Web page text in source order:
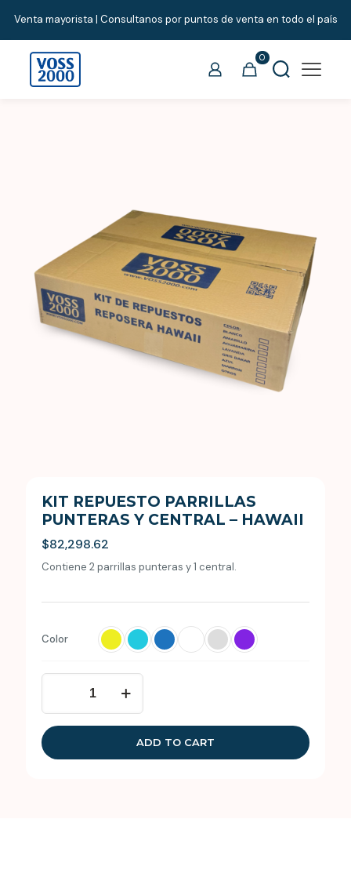
Venta mayorista | Consultanos por puntos de venta en todo el país
0
KIT REPUESTO PARRILLAS
PUNTERAS Y CENTRAL – HAWAII
$82,298.62
Contiene 2 parrillas punteras y 1 central.
Color
KIT
Parrillas
punteras
y
central
ADD TO CART